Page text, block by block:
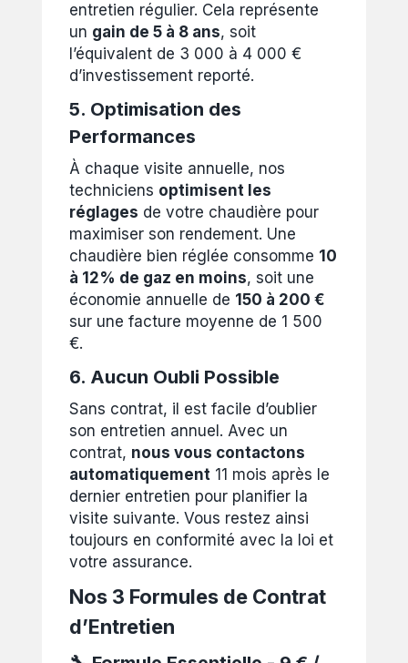
entretien régulier. Cela représente
un gain de 5 à 8 ans, soit
l’équivalent de 3 000 à 4 000 €
d’investissement reporté.
5. Optimisation des
Performances
À chaque visite annuelle, nos
techniciens optimisent les
réglages de votre chaudière pour
maximiser son rendement. Une
chaudière bien réglée consomme 10
à 12% de gaz en moins, soit une
économie annuelle de 150 à 200 €
sur une facture moyenne de 1 500
€.
6. Aucun Oubli Possible
Sans contrat, il est facile d’oublier
son entretien annuel. Avec un
contrat, nous vous contactons
automatiquement 11 mois après le
dernier entretien pour planifier la
visite suivante. Vous restez ainsi
toujours en conformité avec la loi et
votre assurance.
Nos 3 Formules de Contrat
d’Entretien